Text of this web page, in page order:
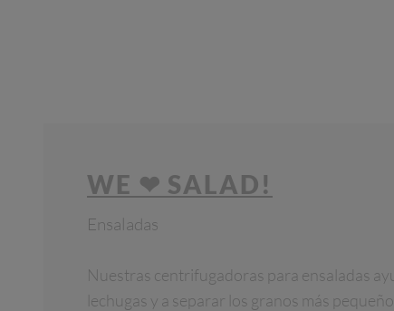
WE ❤ SALAD!
Ensaladas
Nuestras centrifugadoras para ensaladas
lechugas y a separar los granos más